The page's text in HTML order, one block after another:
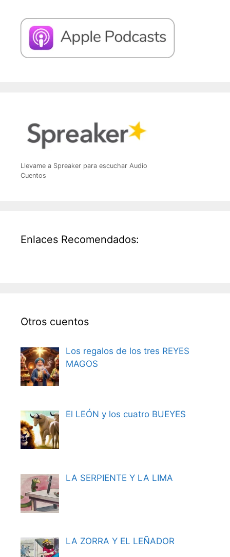
Llevame a Spreaker para escuchar Audio
Cuentos
Enlaces Recomendados:
Otros cuentos
Los regalos de los tres REYES
MAGOS
El LEÓN y los cuatro BUEYES
LA SERPIENTE Y LA LIMA
LA ZORRA Y EL LEÑADOR